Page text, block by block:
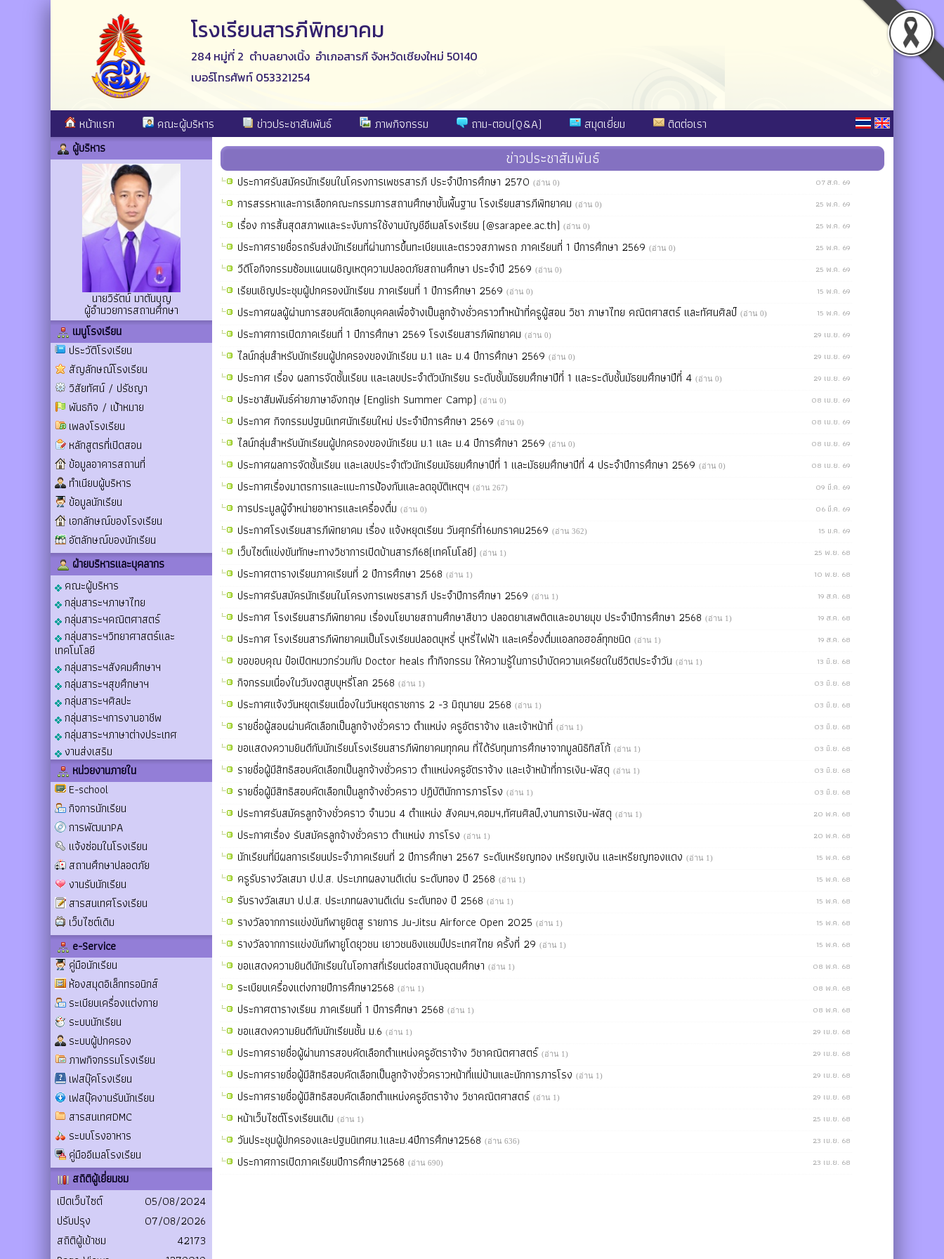
โรงเรียนสารภีพิทยาคม
284 หมู่ที่ 2 ตำบลยางเนิ้ง อำเภอสารภี จังหวัดเชียงใหม่ 50140
เบอร์โทรศัพท์ 053321254
หน้าแรก คณะผู้บริหาร ข่าวประชาสัมพันธ์ ภาพกิจกรรม ถาม-ตอบ(Q&A) สมุดเยี่ยม ติดต่อเรา
ผู้บริหาร
นายวิรัตน์ มาตันบุญ
ผู้อำนวยการสถานศึกษา
เมนูโรงเรียน
ประวัติโรงเรียน
สัญลักษณ์โรงเรียน
วิสัยทัศน์ / ปรัชญา
พันธกิจ / เป้าหมาย
เพลงโรงเรียน
หลักสูตรที่เปิดสอน
ข้อมูลอาคารสถานที่
ทำเนียบผู้บริหาร
ข้อมูลนักเรียน
เอกลักษณ์ของโรงเรียน
อัตลักษณ์ของนักเรียน
ฝ่ายบริหารและบุคลากร
คณะผู้บริหาร
กลุ่มสาระฯภาษาไทย
กลุ่มสาระฯคณิตศาสตร์
กลุ่มสาระฯวิทยาศาสตร์และ
เทคโนโลยี
กลุ่มสาระฯสังคมศึกษาฯ
กลุ่มสาระฯสุขศึกษาฯ
กลุ่มสาระฯศิลปะ
กลุ่มสาระฯการงานอาชีพ
กลุ่มสาระฯภาษาต่างประเทศ
งานส่งเสริม
หน่วยงานภายใน
E-school
กิจการนักเรียน
การพัฒนาPA
แจ้งซ่อมในโรงเรียน
สถานศึกษาปลอดภัย
งานรับนักเรียน
สารสนเทศโรงเรียน
เว็บไซต์เดิม
e-Service
คู่มือนักเรียน
ห้องสมุดอิเล็กทรอนิกส์
ระเบียบเครื่องแต่งกาย
ระบบนักเรียน
ระบบผู้ปกครอง
ภาพกิจกรรมโรงเรียน
เฟสบุ๊คโรงเรียน
เฟสบุ๊คงานรับนักเรียน
สารสนเทศDMC
ระบบโรงอาหาร
คู่มืออีเมลโรงเรียน
สถิติผู้เยี่ยมชม
เปิดเว็บไซต์
05/08/2024
ปรับปรุง
07/08/2026
สถิติผู้เข้าชม
42173
ข่าวประชาสัมพันธ์
ประกาศรับสมัครนักเรียนในโครงการเพชรสารภี ประจำปีการศึกษา 2570 (อ่าน 0) 07 ส.ค. 69
การสรรหาและการเลือกคณะกรรมการสถานศึกษาขั้นพื้นฐาน โรงเรียนสารภีพิทยาคม (อ่าน 0) 25 พ.ค. 69
เรื่อง การสิ้นสุดสภาพและระงับการใช้งานบัญชีอีเมลโรงเรียน (@sarapee.ac.th) (อ่าน 0) 25 พ.ค. 69
ประกาศรายชื่อรถรับส่งนักเรียนที่ผ่านการขึ้นทะเบียนและตรวจสภาพรถ ภาคเรียนที่ 1 ปีการศึกษา 2569 (อ่าน 0) 25 พ.ค. 69
วีดีโอกิจกรรมซ้อมแผนเผชิญเหตุความปลอดภัยสถานศึกษา ประจำปี 2569 (อ่าน 0) 25 พ.ค. 69
เรียนเชิญประชุมผู้ปกครองนักเรียน ภาคเรียนที่ 1 ปีการศึกษา 2569 (อ่าน 0) 15 พ.ค. 69
ประกาศผลผู้ผ่านการสอบคัดเลือกบุคคลเพื่อจ้างเป็นลูกจ้างชั่วคราวทำหน้าที่ครูผู้สอน วิชา ภาษาไทย คณิตศาสตร์ และทัศนศิลป์ (อ่าน 0) 15 พ.ค. 69
ประกาศการเปิดภาคเรียนที่ 1 ปีการศึกษา 2569 โรงเรียนสารภีพิทยาคม (อ่าน 0) 29 เม.ย. 69
ไลน์กลุ่มสำหรับนักเรียนผู้ปกครองของนักเรียน ม.1 และ ม.4 ปีการศึกษา 2569 (อ่าน 0) 29 เม.ย. 69
ประกาศ เรื่อง ผลการจัดชั้นเรียน และเลขประจำตัวนักเรียน ระดับชั้นมัธยมศึกษาปีที่ 1 และระดับชั้นมัธยมศึกษาปีที่ 4 (อ่าน 0) 29 เม.ย. 69
ประชาสัมพันธ์ค่ายภาษาอังกฤษ (English Summer Camp) (อ่าน 0) 08 เม.ย. 69
ประกาศ กิจกรรมปฐมนิเทศนักเรียนใหม่ ประจำปีการศึกษา 2569 (อ่าน 0) 08 เม.ย. 69
ไลน์กลุ่มสำหรับนักเรียนผู้ปกครองของนักเรียน ม.1 และ ม.4 ปีการศึกษา 2569 (อ่าน 0) 08 เม.ย. 69
ประกาศผลการจัดชั้นเรียน และเลขประจำตัวนักเรียนมัธยมศึกษาปีที่ 1 และมัธยมศึกษาปีที่ 4 ประจำปีการศึกษา 2569 (อ่าน 0) 08 เม.ย. 69
ประกาศเรื่องมาตรการและแนะการป้องกันและลดอุบัติเหตุฯ (อ่าน 267) 09 มี.ค. 69
การประมูลผู้จำหน่ายอาหารและเครื่องดื่ม (อ่าน 0) 06 มี.ค. 69
ประกาศโรงเรียนสารภีพิทยาคม เรื่อง แจ้งหยุดเรียน วันศุกร์ที่16มกราคม2569 (อ่าน 362) 15 ม.ค. 69
เว็บไซต์แข่งขันทักษะทางวิชาการเปิดบ้านสารภี68(เทคโนโลยี) (อ่าน 1) 25 พ.ย. 68
ประกาศตารางเรียนภาคเรียนที่ 2 ปีการศึกษา 2568 (อ่าน 1) 10 พ.ย. 68
ประกาศรับสมัครนักเรียนในโครงการเพชรสารภี ประจำปีการศึกษา 2569 (อ่าน 1) 19 ส.ค. 68
ประกาศ โรงเรียนสารภีพิทยาคม เรื่องนโยบายสถานศึกษาสีขาว ปลอดยาเสพติดและอบายมุข ประจำปีการศึกษา 2568 (อ่าน 1) 19 ส.ค. 68
ประกาศ โรงเรียนสารภีพิทยาคมเป็นโรงเรียนปลอดบุหรี่ บุหรี่ไฟฟ้า และเครื่องดื่มแอลกอฮอล์ทุกชนิด (อ่าน 1) 19 ส.ค. 68
ขอขอบคุณ ป๋อเปิดหมวกร่วมกับ Doctor heals ทำกิจกรรม ให้ความรู้ในการบำบัดความเครียดในชีวิตประจำวัน (อ่าน 1) 13 มิ.ย. 68
กิจกรรมเนื่องในวันงดสูบบุหรี่โลก 2568 (อ่าน 1) 03 มิ.ย. 68
ประกาศแจ้งวันหยุดเรียนเนื่องในวันหยุดราชการ 2 -3 มิถุนายน 2568 (อ่าน 1) 03 มิ.ย. 68
รายชื่อผู้สอบผ่านคัดเลือกเป็นลูกจ้างชั่วคราว ตำแหน่ง ครูอัตราจ้าง และเจ้าหน้าที่ (อ่าน 1) 03 มิ.ย. 68
ขอแสดงความยินดีกับนักเรียนโรงเรียนสารภีพิทยาคมทุกคน ที่ได้รับทุนการศึกษาจากมูลนิธิทิสโก้ (อ่าน 1) 03 มิ.ย. 68
รายชื่อผู้มีสิทธิสอบคัดเลือกเป็นลูกจ้างชั่วคราว ตำแหน่งครูอัตราจ้าง และเจ้าหน้าที่การเงิน-พัสดุ (อ่าน 1) 03 มิ.ย. 68
รายชื่อผู้มีสิทธิสอบคัดเลือกเป็นลูกจ้างชั่วคราว ปฏิบัตินักการภารโรง (อ่าน 1) 03 มิ.ย. 68
ประกาศรับสมัครลูกจ้างชั่วคราว จำนวน 4 ตำแหน่ง สังคมฯ,คอมฯ,ทัศนศิลป์,งานการเงิน-พัสดุ (อ่าน 1) 20 พ.ค. 68
ประกาศเรื่อง รับสมัครลูกจ้างชั่วคราว ตำแหน่ง ภารโรง (อ่าน 1) 20 พ.ค. 68
นักเรียนที่มีผลการเรียนประจำภาคเรียนที่ 2 ปีการศึกษา 2567 ระดับเหรียญทอง เหรียญเงิน และเหรียญทองแดง (อ่าน 1) 15 พ.ค. 68
ครูรับรางวัลเสมา ป.ป.ส. ประเภทผลงานดีเด่น ระดับทอง ปี 2568 (อ่าน 1) 15 พ.ค. 68
รับรางวัลเสมา ป.ป.ส. ประเภทผลงานดีเด่น ระดับทอง ปี 2568 (อ่าน 1) 15 พ.ค. 68
รางวัลจากการแข่งขันกีฬายูยิตสู รายการ Ju-Jitsu Airforce Open 2025 (อ่าน 1) 15 พ.ค. 68
รางวัลจากการแข่งขันกีฬายูโดยุวชน เยาวชนชิงแชมป์ประเทศไทย ครั้งที่ 29 (อ่าน 1) 15 พ.ค. 68
ขอแสดงความยินดีนักเรียนในโอกาสที่เรียนต่อสถาบันอุดมศึกษา (อ่าน 1) 08 พ.ค. 68
ระเบียบเครื่องแต่งกายปีการศึกษา2568 (อ่าน 1) 08 พ.ค. 68
ประกาศตารางเรียน ภาคเรียนที่ 1 ปีการศึกษา 2568 (อ่าน 1) 08 พ.ค. 68
ขอแสดงความยินดีกับนักเรียนชั้น ม.6 (อ่าน 1) 29 เม.ย. 68
ประกาศรายชื่อผู้ผ่านการสอบคัดเลือกตำแหน่งครูอัตราจ้าง วิชาคณิตศาสตร์ (อ่าน 1) 29 เม.ย. 68
ประกาศรายชื่อผู้มีสิทธิสอบคัดเลือกเป็นลูกจ้างชั่วคราวหน้าที่แม่บ้านและนักการภารโรง (อ่าน 1) 29 เม.ย. 68
ประกาศรายชื่อผู้มีสิทธิสอบคัดเลือกตำแหน่งครูอัตราจ้าง วิชาคณิตศาสตร์ (อ่าน 1) 29 เม.ย. 68
หน้าเว็บไซต์โรงเรียนเดิม (อ่าน 1) 25 เม.ย. 68
วันประชุมผู้ปกครองและปฐมนิเทศม.1และม.4ปีการศึกษา2568 (อ่าน 636) 23 เม.ย. 68
ประกาศการเปิดภาคเรียนปีการศึกษา2568 (อ่าน 690) 23 เม.ย. 68